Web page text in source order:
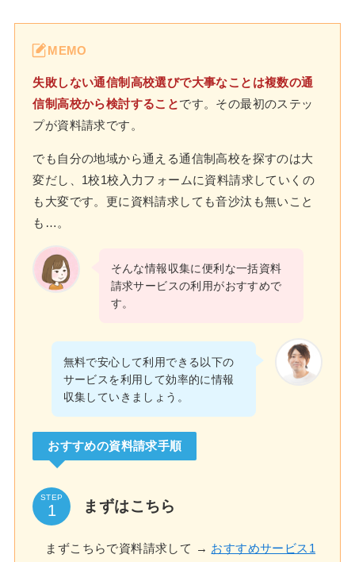
MEMO
失敗しない通信制高校選びで大事なことは複数の通
信制高校から検討することです。その最初のステッ
プが資料請求です。
でも自分の地域から通える通信制高校を探すのは大
変だし、1校1校入力フォームに資料請求していくの
も大変です。更に資料請求しても音沙汰も無いこと
も…。
そんな情報収集に便利な一括資料
請求サービスの利用がおすすめで
す。
無料で安心して利用できる以下の
サービスを利用して効率的に情報
収集していきましょう。
おすすめの資料請求手順
STEP
まずはこちら
まずこちらで資料請求して → おすすめサービス1